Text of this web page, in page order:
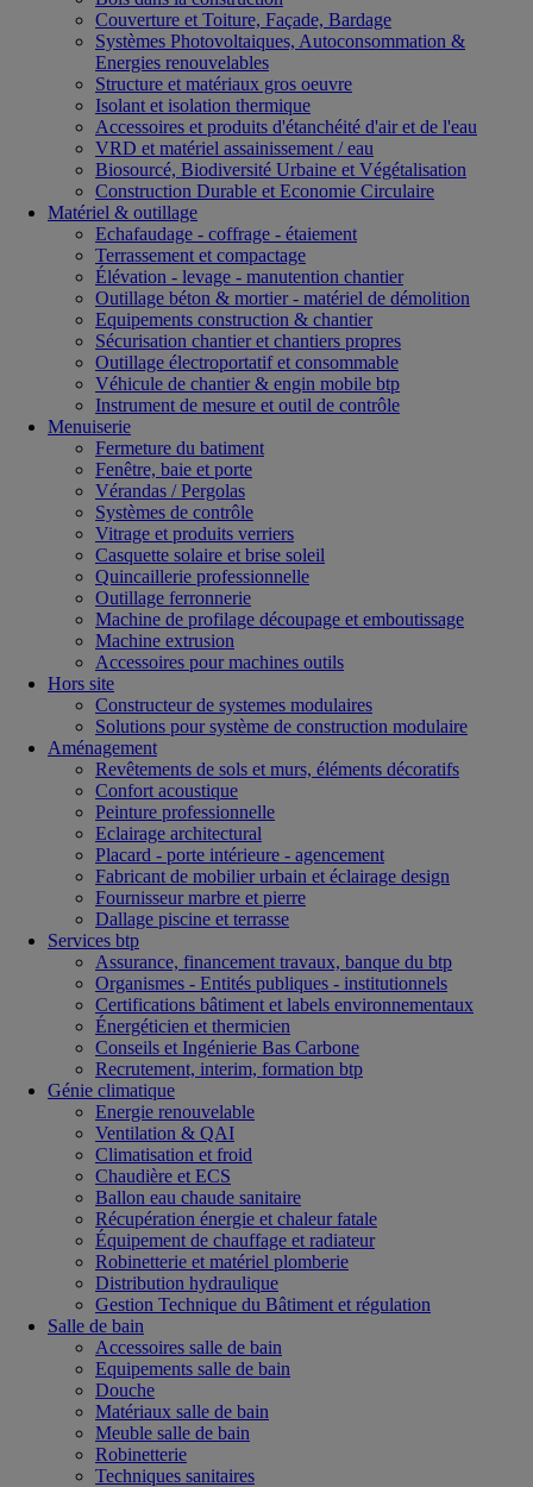
Couverture et Toiture, Façade, Bardage
Systèmes Photovoltaiques, Autoconsommation &
Energies renouvelables
Structure et matériaux gros oeuvre
Isolant et isolation thermique
Accessoires et produits d'étanchéité d'air et de l'eau
VRD et matériel assainissement / eau
Biosourcé, Biodiversité Urbaine et Végétalisation
Construction Durable et Economie Circulaire
Matériel & outillage
Echafaudage - coffrage - étaiement
Terrassement et compactage
Élévation - levage - manutention chantier
Outillage béton & mortier - matériel de démolition
Equipements construction & chantier
Sécurisation chantier et chantiers propres
Outillage électroportatif et consommable
Véhicule de chantier & engin mobile btp
Instrument de mesure et outil de contrôle
Menuiserie
Fermeture du batiment
Fenêtre, baie et porte
Vérandas / Pergolas
Systèmes de contrôle
Vitrage et produits verriers
Casquette solaire et brise soleil
Quincaillerie professionnelle
Outillage ferronnerie
Machine de profilage découpage et emboutissage
Machine extrusion
Accessoires pour machines outils
Hors site
Constructeur de systemes modulaires
Solutions pour système de construction modulaire
Aménagement
Revêtements de sols et murs, éléments décoratifs
Confort acoustique
Peinture professionnelle
Eclairage architectural
Placard - porte intérieure - agencement
Fabricant de mobilier urbain et éclairage design
Fournisseur marbre et pierre
Dallage piscine et terrasse
Services btp
Assurance, financement travaux, banque du btp
Organismes - Entités publiques - institutionnels
Certifications bâtiment et labels environnementaux
Énergéticien et thermicien
Conseils et Ingénierie Bas Carbone
Recrutement, interim, formation btp
Génie climatique
Energie renouvelable
Ventilation & QAI
Climatisation et froid
Chaudière et ECS
Ballon eau chaude sanitaire
Récupération énergie et chaleur fatale
Équipement de chauffage et radiateur
Robinetterie et matériel plomberie
Distribution hydraulique
Gestion Technique du Bâtiment et régulation
Salle de bain
Accessoires salle de bain
Equipements salle de bain
Douche
Matériaux salle de bain
Meuble salle de bain
Robinetterie
Techniques sanitaires